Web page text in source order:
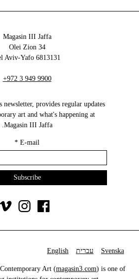
Magasin III Jaffa
34 Olei Zion
6813131 Tel Aviv-Yafo
+972 3 949 9900
provides regular updates
art and what's happening at
Magasin III Jaffa.
E-mail
*
Svenska עברית English
Art (magasin3.com) is one of